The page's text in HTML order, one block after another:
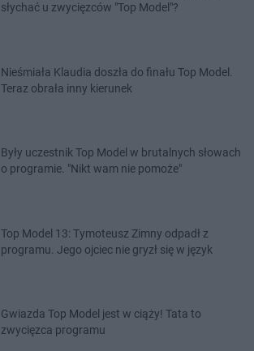
słychać u zwycięzców "Top Model"?
Nieśmiała Klaudia doszła do finału Top Model.
Teraz obrała inny kierunek
Były uczestnik Top Model w brutalnych słowach
o programie. "Nikt wam nie pomoże"
Top Model 13: Tymoteusz Zimny odpadł z
programu. Jego ojciec nie gryzł się w język
Gwiazda Top Model jest w ciąży! Tata to
zwycięzca programu